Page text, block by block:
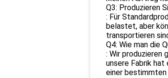
Q3: Produzieren
: Für
belastet, aber
transportieren
Q4: Wie man die
: Wir produzieren
unsere Fabrik
einer bestimmten